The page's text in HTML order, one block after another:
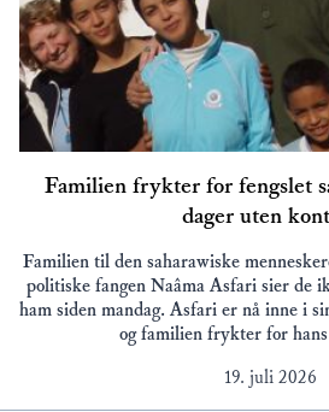
Familien frykter for fengslet
dager uten
Familien til den saharawiske
politiske fangen Naâma Asfari sier de
ham siden mandag. Asfari er nå inne i
og familien frykter for hans
19. juli 2026